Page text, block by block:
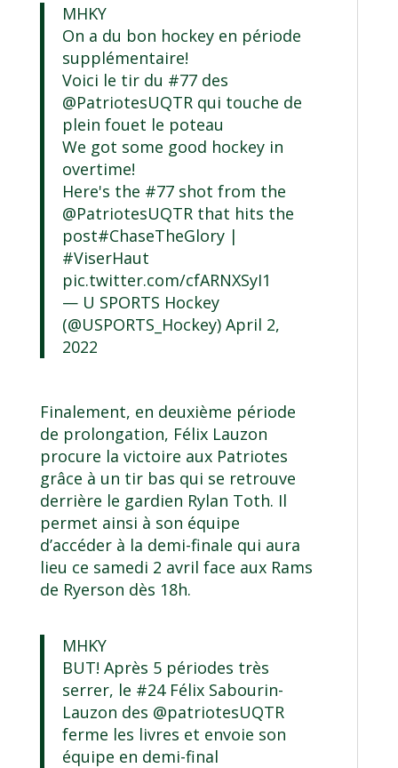
MHKY
On a du bon hockey en période
supplémentaire!
Voici le tir du #77 des
@PatriotesUQTRqui touche de
plein fouet le poteau
We got some good hockey in
overtime!
Here's the #77 shot from the
@PatriotesUQTRthat hits the
post#ChaseTheGlory|
#ViserHaut
pic.twitter.com/cfARNXSyI1
— U SPORTS Hockey
(@USPORTS_Hockey) April 2,
2022
Finalement, en deuxième période
de prolongation, Félix Lauzon
procure la victoire aux Patriotes
grâce à un tir bas qui se retrouve
derrière le gardien Rylan Toth. Il
permet ainsi à son équipe
d’accéder à la demi-finale qui aura
lieu ce samedi 2 avril face aux Rams
de Ryerson dès 18h.
MHKY
BUT! Après 5 périodes très
serrer, le #24 Félix Sabourin-
Lauzon des @patriotesUQTR
ferme les livres et envoie son
équipe en demi-final